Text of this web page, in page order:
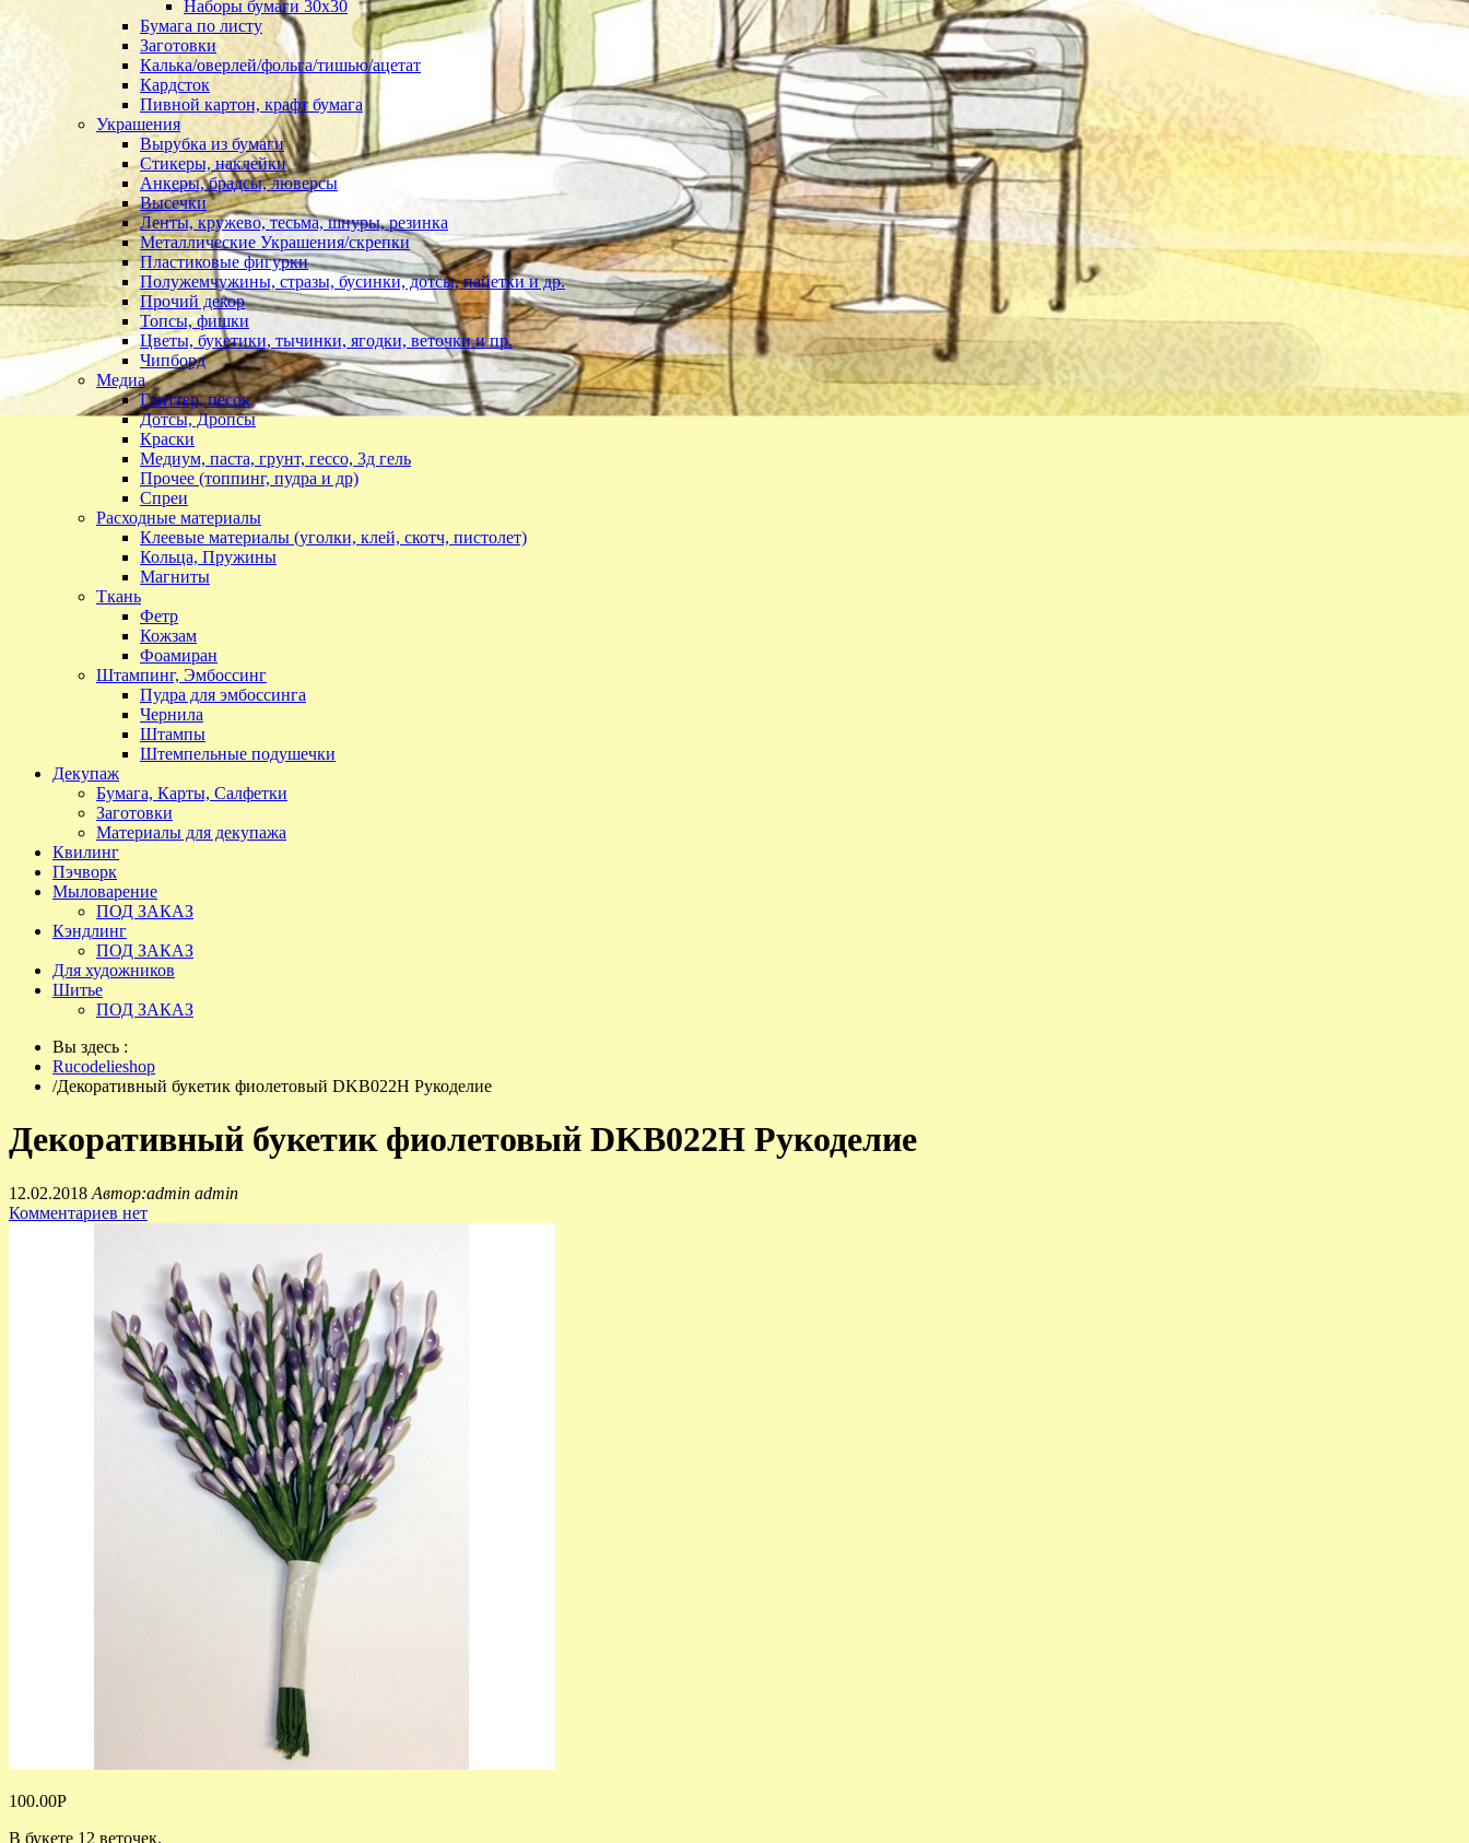
Наборы бумаги 30х30
Бумага по листу
Заготовки
Калька/оверлей/фольга/тишью/ацетат
Кардсток
Пивной картон, крафт бумага
Украшения
Вырубка из бумаги
Стикеры, наклейки
Анкеры, брадсы, люверсы
Высечки
Ленты, кружево, тесьма, шнуры, резинка
Металлические Украшения/скрепки
Пластиковые фигурки
Полужемчужины, стразы, бусинки, дотсы, пайетки и др.
Прочий декор
Топсы, фишки
Цветы, букетики, тычинки, ягодки, веточки и пр.
Чипборд
Медиа
Глиттер, песок
Дотсы, Дропсы
Краски
Медиум, паста, грунт, гессо, 3д гель
Прочее (топпинг, пудра и др)
Спреи
Расходные материалы
Клеевые материалы (уголки, клей, скотч, пистолет)
Кольца, Пружины
Магниты
Ткань
Фетр
Кожзам
Фоамиран
Штампинг, Эмбоссинг
Пудра для эмбоссинга
Чернила
Штампы
Штемпельные подушечки
Декупаж
Бумага, Карты, Салфетки
Заготовки
Материалы для декупажа
Квилинг
Пэчворк
Мыловарение
ПОД ЗАКАЗ
Кэндлинг
ПОД ЗАКАЗ
Для художников
Шитье
ПОД ЗАКАЗ
Вы здесь :
Rucodelieshop
/Декоративный букетик фиолетовый DKB022H Рукоделие
Декоративный букетик фиолетовый DKB022H Рукоделие
12.02.2018 Автор:admin admin
Комментариев нет
100.00Р
В букете 12 веточек.